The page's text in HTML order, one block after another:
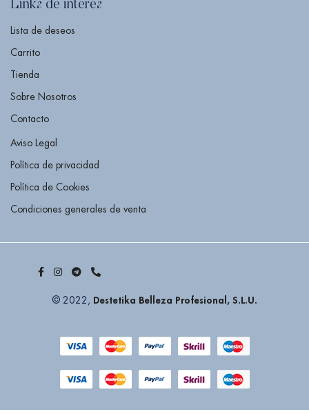
Links de interés
Lista de deseos
Carrito
Tienda
Sobre Nosotros
Contacto
Aviso Legal
Política de privacidad
Política de Cookies
Condiciones generales de venta
© 2022, Destetika Belleza Profesional, S.L.U.